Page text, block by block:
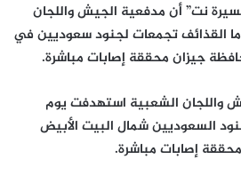
نت” أن مدفعية الجيش واللجان
القذائف تجمعات لجنود سعوديين في
جيزان محققة إصابات مباشرة.
واللجان الشعبية استهدفت يوم
السعوديين شمال البيت الأبيض
إصابات مباشرة.